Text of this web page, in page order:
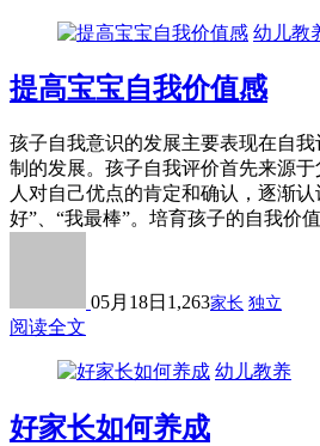
幼儿教
提高宝宝自我价值感
孩子自我意识的发展主要表现在自
制的发展。孩子自我评价首先来源
人对自己优点的肯定和确认，逐渐认
好”、“我最棒”。培育孩子的自我价
05月18日 1,263家长 独立
阅读全文
幼儿教养
好家长如何养成